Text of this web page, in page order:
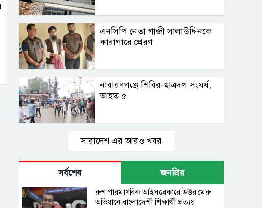
এনসিপি নেতা গাজী সালাউদ্দিনকে
কারাগারে প্রেরণ
নারায়ণগঞ্জে শিবির-ছাত্রদল সংঘর্ষ,
আহত ৫
সারাদেশ এর আরও খবর
সর্বশেষ জনপ্রিয়
রুশ পারমাণবিক আইসব্রেকারে উত্তর মেরু
অভিযানে বাংলাদেশী শিক্ষার্থী প্রত্যয়